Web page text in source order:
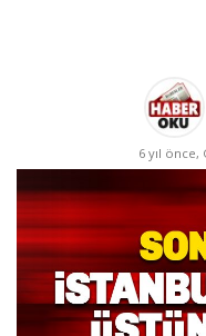
6 yıl önce,